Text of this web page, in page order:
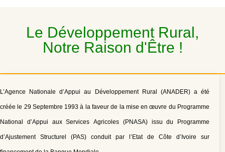
Le Développement Rural,
Notre Raison d'Être !
L’Agence Nationale d’Appui au Développement Rural (ANADER) a été
créée le 29 Septembre 1993 à la faveur de la mise en œuvre du Programme
National d’Appui aux Services Agricoles (PNASA) issu du Programme
d’Ajustement Structurel (PAS) conduit par l’Etat de Côte d’Ivoire sur